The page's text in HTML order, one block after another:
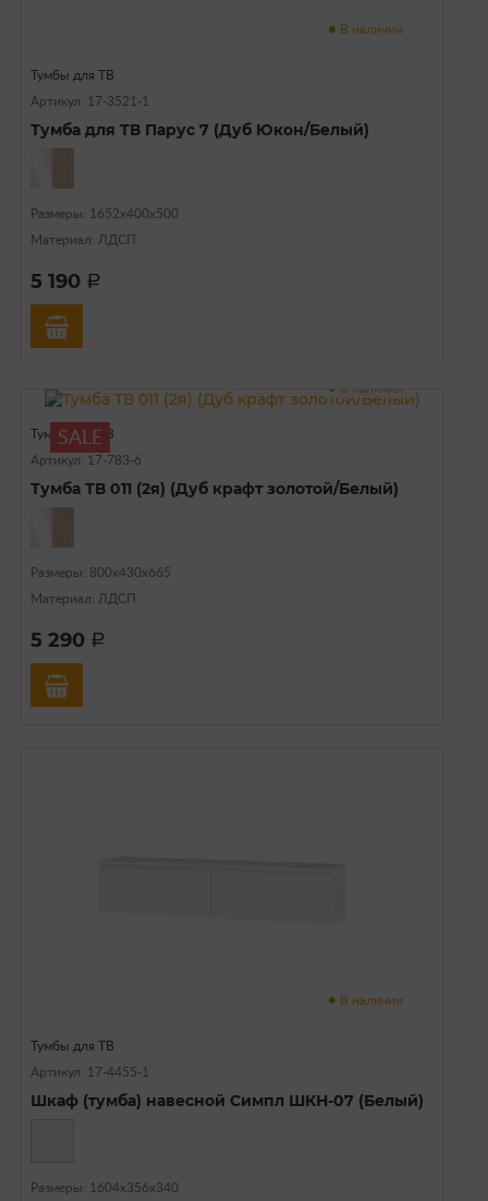
В наличии
Тумбы для ТВ
Артикул: 17-3521-1
Тумба для ТВ Парус 7 (Дуб Юкон/Белый)
Размеры: 1652х400х500
Материал: ЛДСП
5 190 a
SALE
В наличии
Тумбы для ТВ
Артикул: 17-783-6
Тумба ТВ 011 (2я) (Дуб крафт золотой/Белый)
Размеры: 800х430х665
Материал: ЛДСП
5 290 a
В наличии
Тумбы для ТВ
Артикул: 17-4455-1
Шкаф (тумба) навесной Симпл ШКН-07 (Белый)
Размеры: 1604х356х340